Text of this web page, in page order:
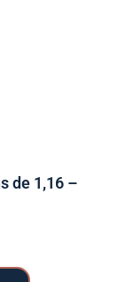
de 1,16 –